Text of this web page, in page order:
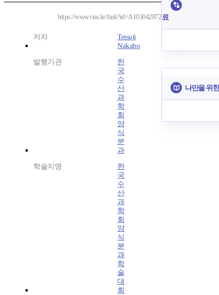
https://www.riss.kr/link?id=A103042872
저자
Tetsuji
Nakabo
발행기관
한
국
수
산
과
학
회
양
식
분
과
학술지명
한
국
수
산
과
학
회
양
식
분
과
학
술
대
회
료
나만을 위